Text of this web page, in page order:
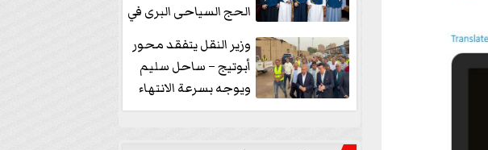
الحج السياحى البرى في
وزير النقل يتفقد محور
أبوتيج – ساحل سليم
ويوجه بسرعة الانتهاء
من...